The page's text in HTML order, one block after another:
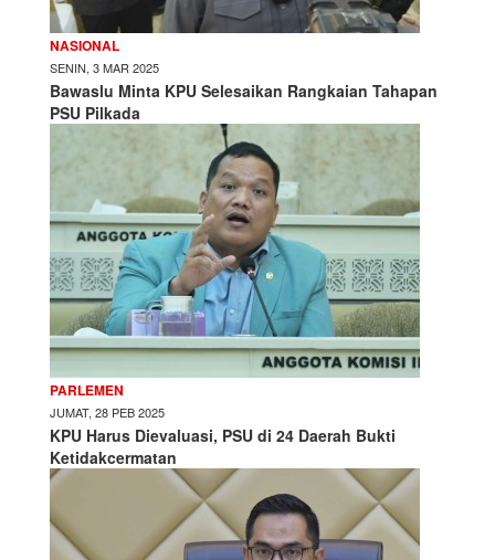
NASIONAL
SENIN, 3 MAR 2025
Bawaslu Minta KPU Selesaikan Rangkaian Tahapan
PSU Pilkada
PARLEMEN
JUMAT, 28 PEB 2025
KPU Harus Dievaluasi, PSU di 24 Daerah Bukti
Ketidakcermatan